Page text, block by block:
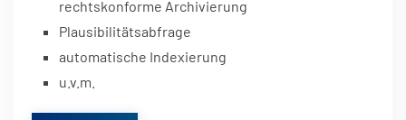
rechtskonforme Archivierung
Plausibilitätsabfrage
automatische Indexierung
u.v.m.